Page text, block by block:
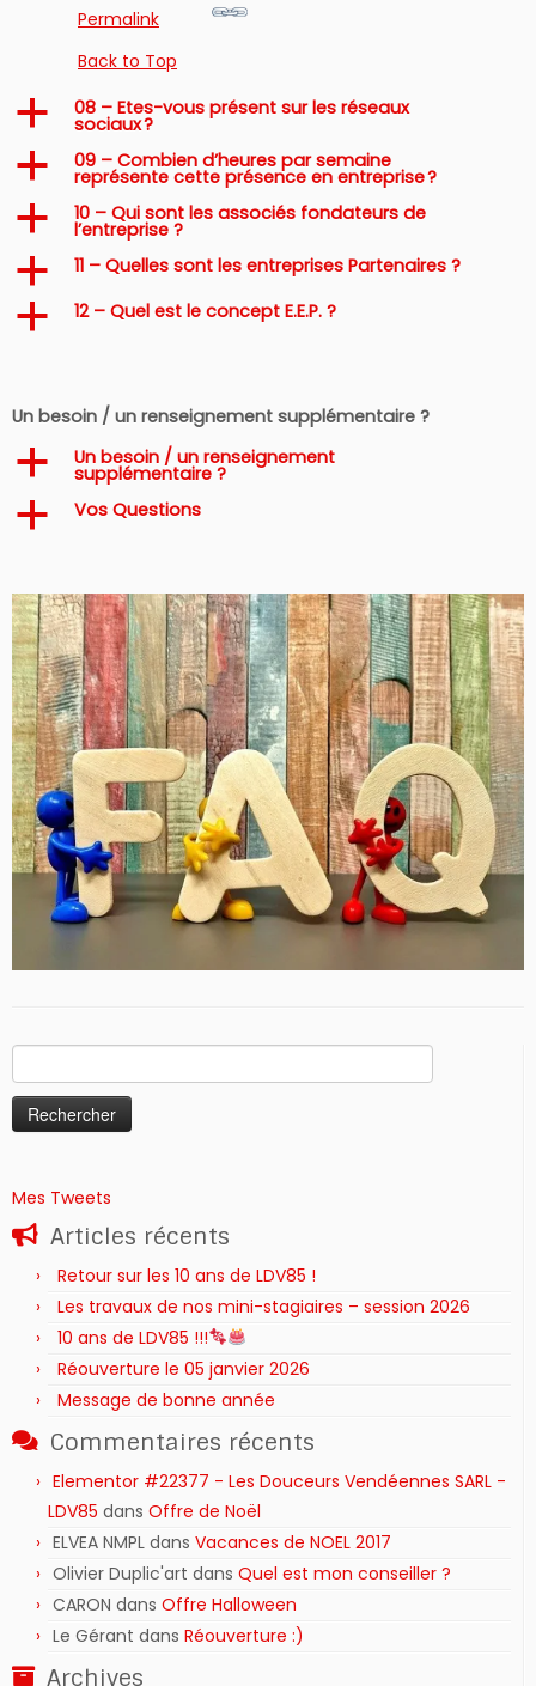
Permalink
Back to Top
a 08 – Etes-vous présent sur les réseaux
sociaux ?
a 09 – Combien d’heures par semaine
représente cette présence en entreprise ?
a 10 – Qui sont les associés fondateurs de
l’entreprise ?
a 11 – Quelles sont les entreprises Partenaires ?
a 12 – Quel est le concept E.E.P. ?
Un besoin / un renseignement supplémentaire ?
a Un besoin / un renseignement
supplémentaire ?
a Vos Questions
Mes Tweets
Articles récents
Retour sur les 10 ans de LDV85 !
Les travaux de nos mini-stagiaires – session 2026 ‍‍‍‍‍
10 ans de LDV85 !!!
Réouverture le 05 janvier 2026
Message de bonne année
Commentaires récents
Elementor #22377 - Les Douceurs Vendéennes SARL -
LDV85 dans Offre de Noël
ELVEA NMPL dans Vacances de NOEL 2017
Olivier Duplic'art dans Quel est mon conseiller ?
CARON dans Offre Halloween
Le Gérant dans Réouverture :)
Archives